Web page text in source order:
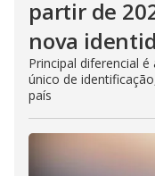
partir de
nova
Principal diferencial
único de
país